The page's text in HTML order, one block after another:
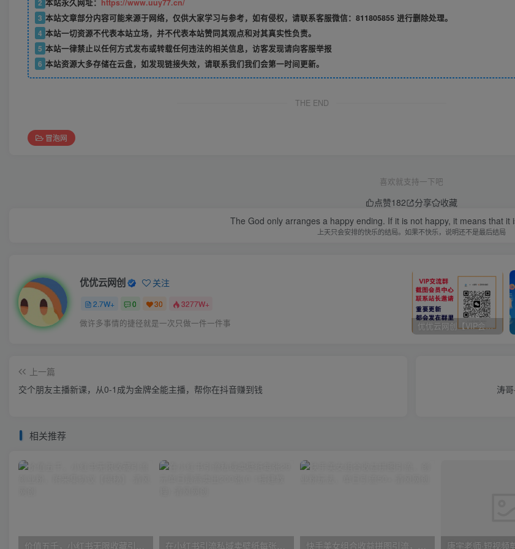
2 本站永久网址： https://www.uuy77.cn/
3 本站文章部分内容可能来源于网络，仅供大家学习与参考，如有侵权，请联系客服微信：811805855 进行删除处理。
4 本站一切资源不代表本站立场，并不代表本站赞同其观点和对其真实性负责。
5 本站一律禁止以任何方式发布或转载任何违法的相关信息，访客发现请向客服举报
6 本站资源大多存储在云盘，如发现链接失效，请联系我们我们会第一时间更新。
THE END
冒泡网
喜欢就支持一下吧
点赞182 分享
收藏
The God only arranges a happy ending. If it is not happy, it means that it
上天只会安排的快乐的结局。如果不快乐，说明还不是最后结局
优优云网创 关注
2.7W+ 0 30 3277W+
做许多事情的捷径就是一次只做一件一件事 优优云网创【VIP会员专属交流群】
上一篇
交个朋友主播新课，从0-1成为金牌全能主播，帮你在抖音赚到钱
涛
相关推荐